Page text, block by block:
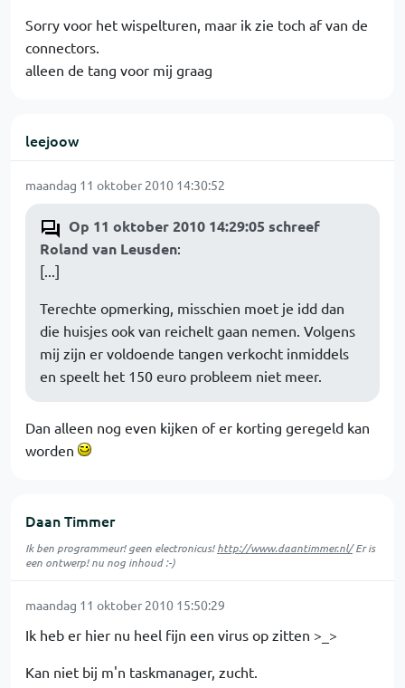
Sorry voor het wispelturen, maar ik zie toch af van de
connectors.
alleen de tang voor mij graag
leejoow
maandag 11 oktober 2010 14:30:52
Op 11 oktober 2010 14:29:05 schreef
Roland van Leusden:
[...]
Terechte opmerking, misschien moet je idd dan
die huisjes ook van reichelt gaan nemen. Volgens
mij zijn er voldoende tangen verkocht inmiddels
en speelt het 150 euro probleem niet meer.
Dan alleen nog even kijken of er korting geregeld kan
worden
Daan Timmer
Ik ben programmeur! geen electronicus!http://www.daantimmer.nl/Er is
een ontwerp! nu nog inhoud :-)
maandag 11 oktober 2010 15:50:29
Ik heb er hier nu heel fijn een virus op zitten >_>
Kan niet bij m'n taskmanager, zucht.